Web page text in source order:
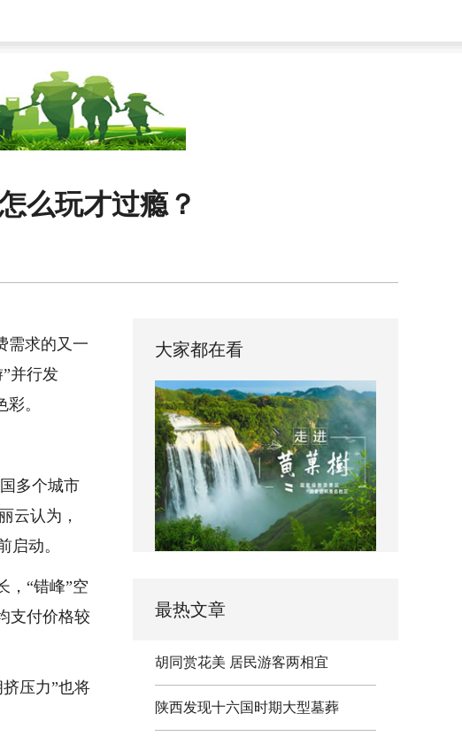
么玩才过瘾？
需求的又一
并行发
。
多个城市
云认为，
启动。
，“错峰”空
支付价格较
压力”也将
大家都在看
最热文章
胡同赏花美 居民游客两相宜
陕西发现十六国时期大型墓葬